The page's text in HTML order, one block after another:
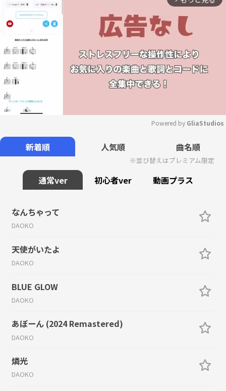
Mute
Powered by GliaStudios
新着順 人気順 曲名順
※並び替えはプレミアム限定
通常ver 初心者ver 動画プラス
なんちゃって
DAOKO
天使がいたよ
DAOKO
BLUE GLOW
DAOKO
あぼーん (2024 Remastered)
DAOKO
燐光
DAOKO